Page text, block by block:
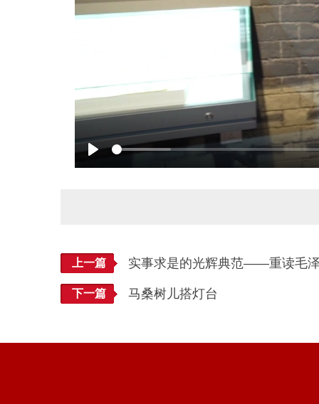
Play
上一篇 实事求是的光辉典范——重读毛
下一篇 马桑树儿搭灯台